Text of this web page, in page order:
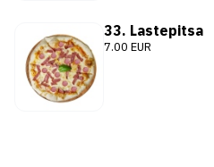
33. Lastepitsa
7.00 EUR